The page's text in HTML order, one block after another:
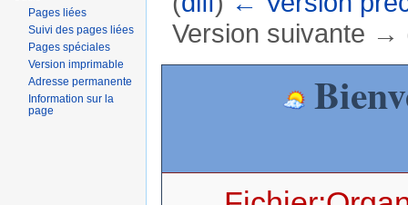
Version suivante →
Pages liées
Suivi des pages liées
Pages spéciales
Version imprimable
Adresse permanente
Information sur la
page